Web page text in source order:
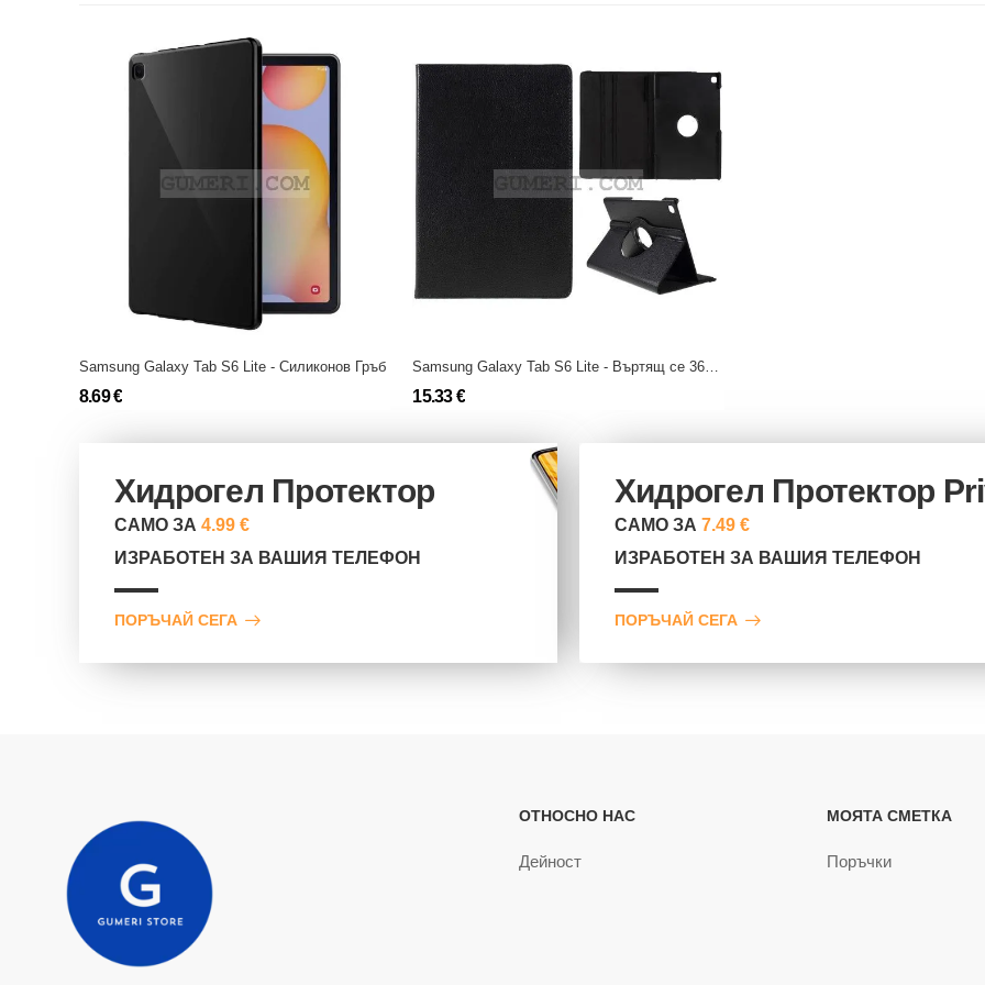
Samsung Galaxy Tab S6 Lite - Силиконов Гръб
8.69 € 15.33 €
Хидрогел Протектор
САМО ЗА 4.99 €
ИЗРАБОТЕН ЗА ВАШИЯ ТЕЛЕФОН
ПОРЪЧАЙ СЕГА
Хидрогел Протектор
САМО ЗА 7.49 €
ИЗРАБОТЕН ЗА ВАШИЯ ТЕЛЕФОН
ПОРЪЧАЙ СЕГА
ОТНОСНО НАС
Дейност
МОЯТА СМЕТКА
Поръчки